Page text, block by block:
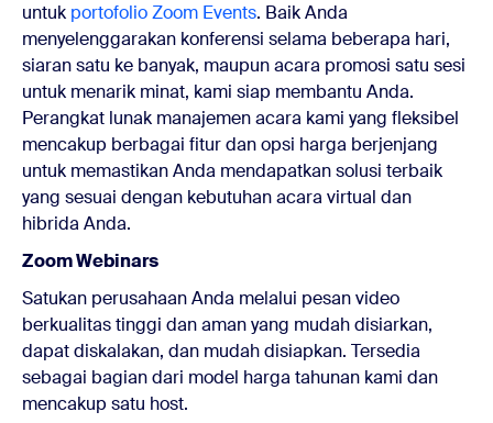
untuk portofolio Zoom Events. Baik Anda
menyelenggarakan konferensi selama beberapa hari,
siaran satu ke banyak, maupun acara promosi satu sesi
untuk menarik minat, kami siap membantu Anda.
Perangkat lunak manajemen acara kami yang fleksibel
mencakup berbagai fitur dan opsi harga berjenjang
untuk memastikan Anda mendapatkan solusi terbaik
yang sesuai dengan kebutuhan acara virtual dan
hibrida Anda.
Zoom Webinars
Satukan perusahaan Anda melalui pesan video
berkualitas tinggi dan aman yang mudah disiarkan,
dapat diskalakan, dan mudah disiapkan. Tersedia
sebagai bagian dari model harga tahunan kami dan
mencakup satu host.